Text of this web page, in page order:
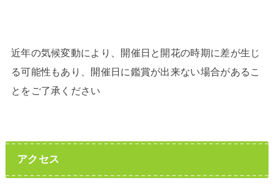
近年の気候変動により、開催日と開花の時期に差が生じ
る可能性もあり、開催日に鑑賞が出来ない場合があるこ
とをご了承ください
アクセス